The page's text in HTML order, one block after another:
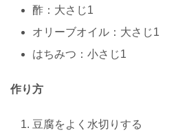
酢：大さじ1
オリーブオイル：大さじ1
はちみつ：小さじ1
作り方
豆腐をよく水切りする